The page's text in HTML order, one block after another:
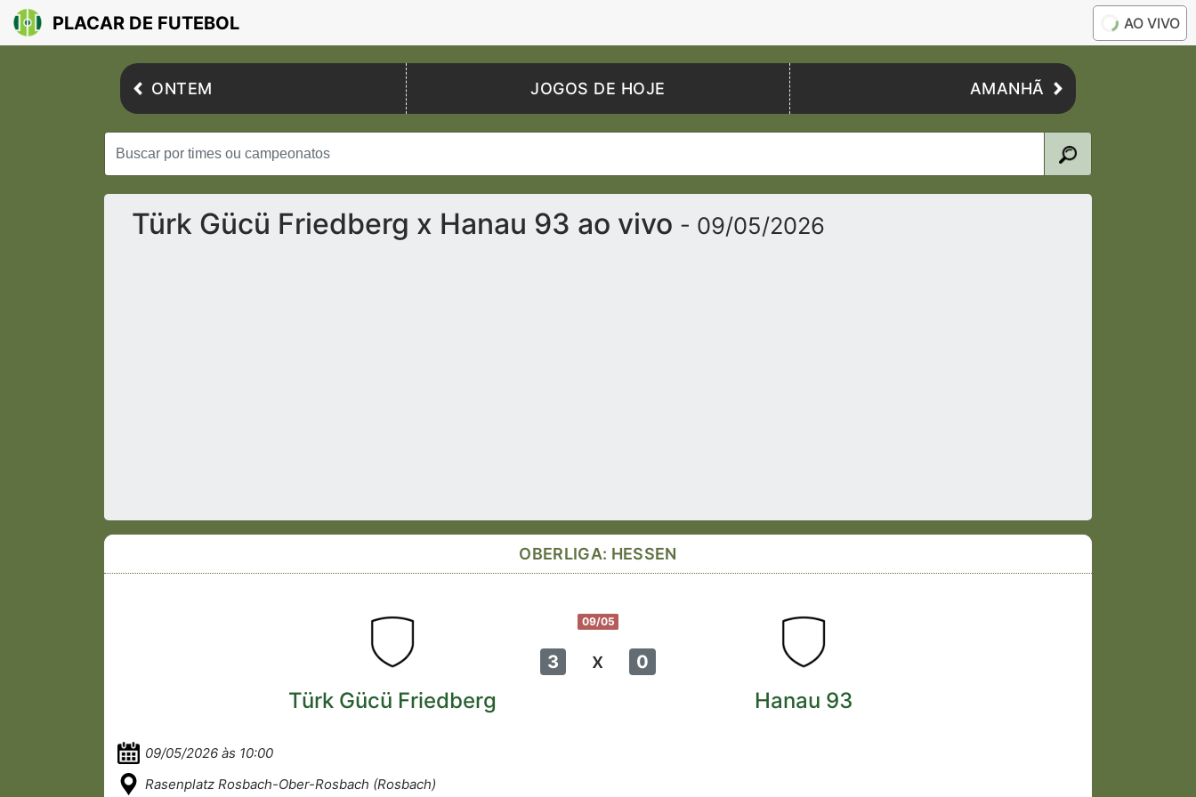
PLACAR DE FUTEBOL AO VIVO
ONTEM JOGOS DE HOJE AMANHÃ
Türk Gücü Friedberg x Hanau 93 ao vivo - 09/05/2026
OBERLIGA: HESSEN
09/05
3 x 0
Türk Gücü Friedberg Hanau 93
09/05/2026 às 10:00
Rasenplatz Rosbach-Ober-Rosbach (Rosbach)